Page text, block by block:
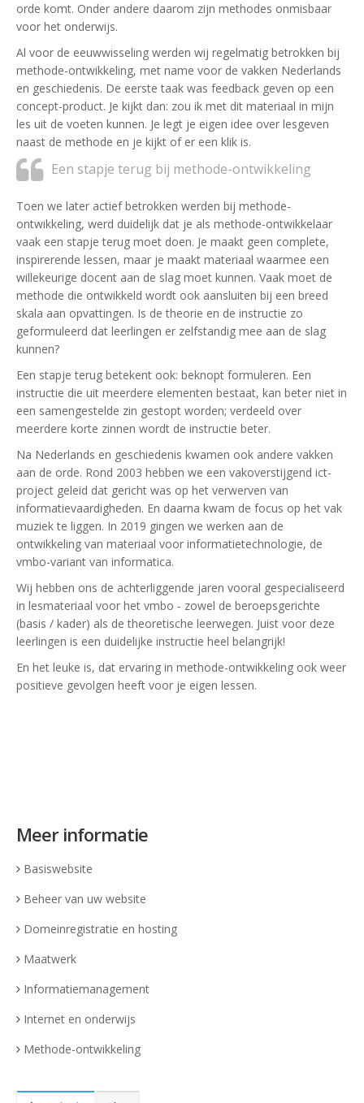
orde komt. Onder andere daarom zijn methodes onmisbaar
voor het onderwijs.
Al voor de eeuwwisseling werden wij regelmatig betrokken bij
methode-ontwikkeling, met name voor de vakken Nederlands
en geschiedenis. De eerste taak was feedback geven op een
concept-product. Je kijkt dan: zou ik met dit materiaal in mijn
les uit de voeten kunnen. Je legt je eigen idee over lesgeven
naast de methode en je kijkt of er een klik is.
Een stapje terug bij methode-ontwikkeling
Toen we later actief betrokken werden bij methode-
ontwikkeling, werd duidelijk dat je als methode-ontwikkelaar
vaak een stapje terug moet doen. Je maakt geen complete,
inspirerende lessen, maar je maakt materiaal waarmee een
willekeurige docent aan de slag moet kunnen. Vaak moet de
methode die ontwikkeld wordt ook aansluiten bij een breed
skala aan opvattingen. Is de theorie en de instructie zo
geformuleerd dat leerlingen er zelfstandig mee aan de slag
kunnen?
Een stapje terug betekent ook: beknopt formuleren. Een
instructie die uit meerdere elementen bestaat, kan beter niet in
een samengestelde zin gestopt worden; verdeeld over
meerdere korte zinnen wordt de instructie beter.
Na Nederlands en geschiedenis kwamen ook andere vakken
aan de orde. Rond 2003 hebben we een vakoverstijgend ict-
project geleid dat gericht was op het verwerven van
informatievaardigheden. En daarna kwam de focus op het vak
muziek te liggen. In 2019 gingen we werken aan de
ontwikkeling van materiaal voor informatietechnologie, de
vmbo-variant van informatica.
Wij hebben ons de achterliggende jaren vooral gespecialiseerd
in lesmateriaal voor het vmbo - zowel de beroepsgerichte
(basis / kader) als de theoretische leerwegen. Juist voor deze
leerlingen is een duidelijke instructie heel belangrijk!
En het leuke is, dat ervaring in methode-ontwikkeling ook weer
positieve gevolgen heeft voor je eigen lessen.
Meer informatie
Basiswebsite
Beheer van uw website
Domeinregistratie en hosting
Maatwerk
Informatiemanagement
Internet en onderwijs
Methode-ontwikkeling